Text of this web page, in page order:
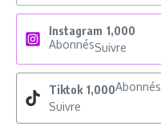
Instagram 1,000
AbonnésSuivre
Tiktok 1,000Abonnés
Suivre